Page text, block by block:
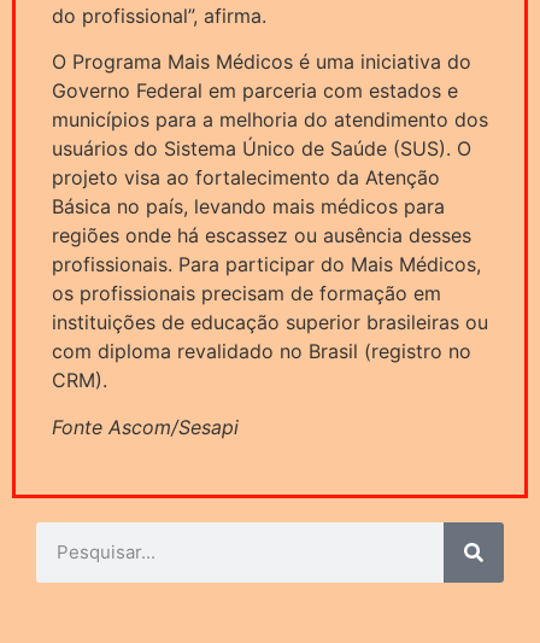
do profissional”, afirma.
O Programa Mais Médicos é uma iniciativa do
Governo Federal em parceria com estados e
municípios para a melhoria do atendimento dos
usuários do Sistema Único de Saúde (SUS). O
projeto visa ao fortalecimento da Atenção
Básica no país, levando mais médicos para
regiões onde há escassez ou ausência desses
profissionais. Para participar do Mais Médicos,
os profissionais precisam de formação em
instituições de educação superior brasileiras ou
com diploma revalidado no Brasil (registro no
CRM).
Fonte Ascom/Sesapi